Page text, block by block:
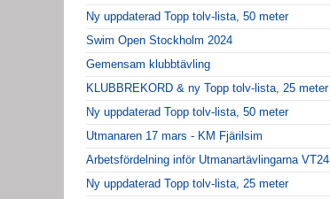
Ny uppdaterad Topp tolv-lista, 50 meter
Swim Open Stockholm 2024
Gemensam klubbtävling
KLUBBREKORD & ny Topp tolv-lista, 25 meter
Ny uppdaterad Topp tolv-lista, 50 meter
Utmanaren 17 mars - KM Fjärilsim
Arbetsfördelning inför Utmanartävlingarna VT24
Ny uppdaterad Topp tolv-lista, 25 meter